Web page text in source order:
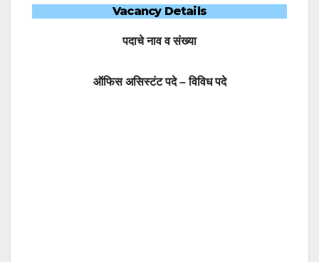
Vacancy Details
पदाचे नाव व संख्या
ऑफिस असिस्टंट पदे – विविध पदे